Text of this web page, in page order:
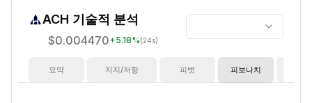
ACH 기술적 분석
$0.004470+5.18%(24s)
요약 지지/저항 피벗 피보나치